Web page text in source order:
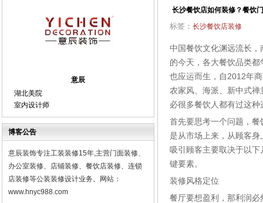
意辰
湖北美院
室内设计师
博客公告
意辰装饰专注工装装修15年,主营门面装修、
办公室装修、店铺装修、餐饮店装修、连锁
店装修等公装装修设计业务。网站：
www.hnyc988.com
长沙餐饮店如何装修？餐饮
标签： 长沙餐饮店装修
中国餐饮文化渊远流长
的今天，各大餐饮品类
也应运而生，自2012年
农家风、海派、新中式
必很多餐饮人都有过这种
首先要思考一个问题，
是从市场上来，从顾客
吸引顾客主要取决于以
键要素。
装修风格定位
餐厅要想盈利，那利润